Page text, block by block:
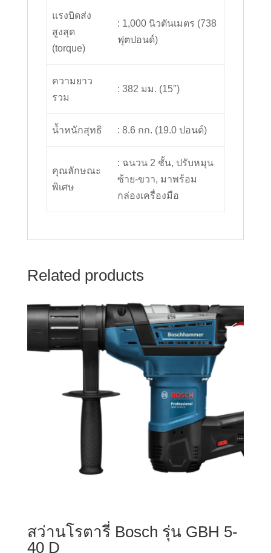
แรงบิดส่ง
สูงสุด
(torque)
: 1,000 นิวตันเมตร (738
ฟุตปอนด์)
ความยาว
รวม
: 382 มม. (15″)
น้ำหนักสุทธิ : 8.6 กก. (19.0 ปอนด์)
คุณลักษณะ
พิเศษ
: ฉนวน 2 ชั้น, ปรับหมุน
ซ้าย-ขวา, มาพร้อม
กล่องเครื่องมือ
Related products
สว่านโรตารี่ Bosch รุ่น GBH 5-
40 D